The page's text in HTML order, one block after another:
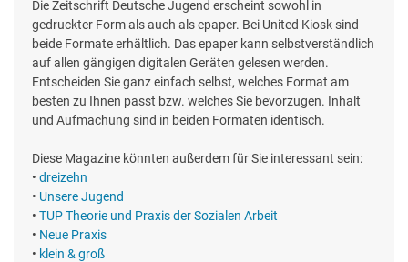
Die Zeitschrift Deutsche Jugend erscheint sowohl in
gedruckter Form als auch als epaper. Bei United Kiosk sind
beide Formate erhältlich. Das epaper kann selbstverständlich
auf allen gängigen digitalen Geräten gelesen werden.
Entscheiden Sie ganz einfach selbst, welches Format am
besten zu Ihnen passt bzw. welches Sie bevorzugen. Inhalt
und Aufmachung sind in beiden Formaten identisch.
Diese Magazine könnten außerdem für Sie interessant sein:
• dreizehn
• Unsere Jugend
• TUP Theorie und Praxis der Sozialen Arbeit
• Neue Praxis
• klein & groß